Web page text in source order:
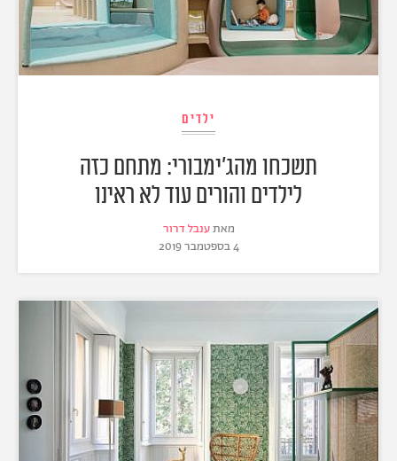
ילדים
תשכחו מהג'ימבורי: מתחם כזה
לילדים והורים עוד לא ראינו
מאתענבל דרור
4 בספטמבר 2019